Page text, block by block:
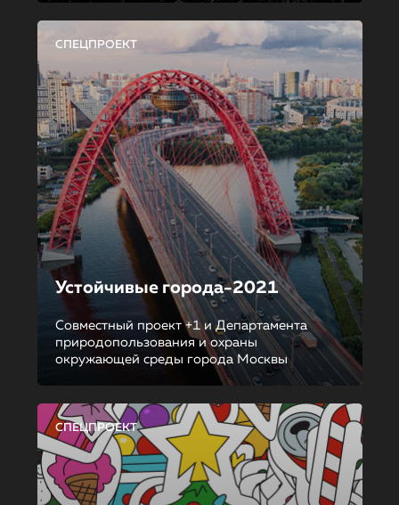
СПЕЦПРОЕКТ
Устойчивые города-2021
Совместный проект +1 и Департамента
природопользования и охраны
окружающей среды города Москвы
СПЕЦПРОЕКТ